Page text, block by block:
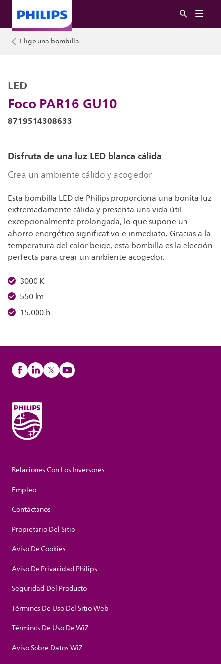
Elige una bombilla
Foco PAR16 GU10
LED
8719514308633
Disfruta de una luz LED blanca cálida
Crea un ambiente cálido y acogedor
Esta bombilla LED de Philips proporciona una bonita luz
extremadamente cálida y presenta una vida útil
excepcionalmente prolongada, lo que supone un
ahorro energético significativo e inmediato. Gracias a la
temperatura del color beige, esta bombilla es la elección
perfecta para crear un ambiente acogedor.
3000 K
550 lm
15.000 h
Relaciones Con Los Inversores
Empleo
Contáctanos
Propietario Del Sitio
Aviso De Cookies
Aviso De Privacidad Philips
Seguridad Del Producto
Términos De Uso Del Sitio Web
Términos De Uso De WiZ
Aviso Sobre Datos WiZ